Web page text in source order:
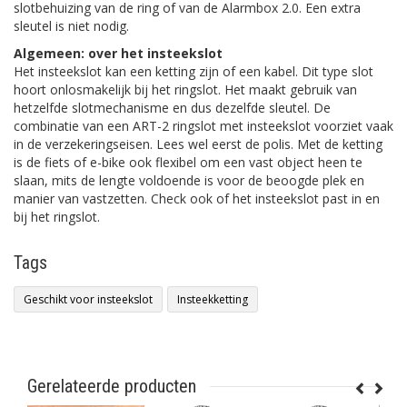
slotbehuizing van de ring of van de Alarmbox 2.0. Een extra
sleutel is niet nodig.
Algemeen: over het insteekslot
Het insteekslot kan een ketting zijn of een kabel. Dit type slot
hoort onlosmakelijk bij het ringslot. Het maakt gebruik van
hetzelfde slotmechanisme en dus dezelfde sleutel. De
combinatie van een ART-2 ringslot met insteekslot voorziet vaak
in de verzekeringseisen. Lees wel eerst de polis. Met de ketting
is de fiets of e-bike ook flexibel om een vast object heen te
slaan, mits de lengte voldoende is voor de beoogde plek en
manier van vastzetten. Check ook of het insteekslot past in en
bij het ringslot.
Tags
Geschikt voor insteekslot Insteekketting
Gerelateerde producten